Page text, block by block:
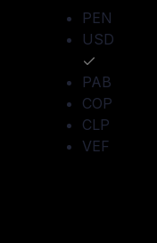
PEN
USD
PAB
COP
CLP
VEF